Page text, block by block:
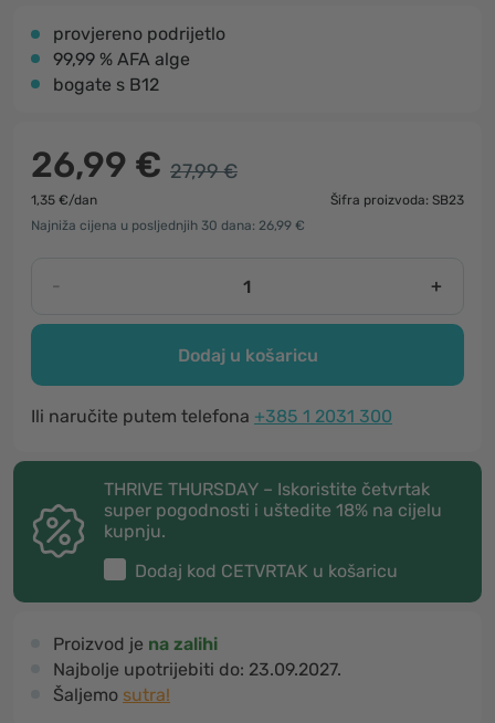
provjereno podrijetlo
99,99 % AFA alge
bogate s B12
26,99 € 27,99 €
1,35 €/dan
Šifra proizvoda: SB23
Najniža cijena u posljednjih 30 dana: 26,99 €
- +
Dodaj u košaricu
Ili naručite putem telefona +385 1 2031 300
THRIVE THURSDAY – Iskoristite četvrtak
super pogodnosti i uštedite 18% na cijelu
kupnju.
Dodaj kod CETVRTAK u košaricu
Proizvod je na zalihi
Najbolje upotrijebiti do: 23.09.2027.
Šaljemo sutra!